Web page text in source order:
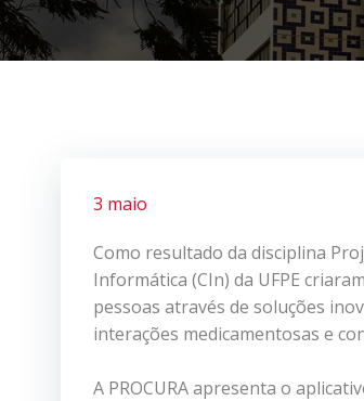
3 maio
Como resultado da disciplina
Informática (CIn) da UFPE
pessoas através de soluções
interações medicamentosas e
A PROCURA apresenta o